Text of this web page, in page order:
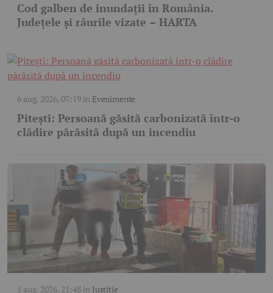
Cod galben de inundații în România.
Județele și râurile vizate – HARTA
6 aug. 2026, 07:19în Evenimente
Pitești: Persoană găsită carbonizată într-o
clădire părăsită după un incendiu
5 aug. 2026, 21:48în Justiție